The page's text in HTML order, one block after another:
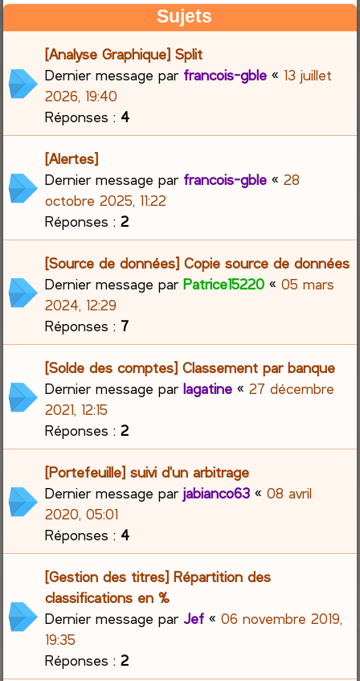
Sujets
[Analyse Graphique] Split
Dernier message par francois-gble « 13 juillet
2026, 19:40
Réponses : 4
[Alertes]
Dernier message par francois-gble «28
octobre 2025, 11:22
Réponses :2
[Source de données] Copie source de données
Dernier message parPatrice15220 «05 mars
2024, 12:29
Réponses : 7
[Solde des comptes] Classement par banque
Dernier message parlagatine «27 décembre
2021, 12:15
Réponses :2
[Portefeuille] suivi d'un arbitrage
Dernier message parjabianco63 «08 avril
2020, 05:01
Réponses : 4
[Gestion des titres] Répartition des
classifications en %
Dernier message parJef «06 novembre 2019,
19:35
Réponses :2